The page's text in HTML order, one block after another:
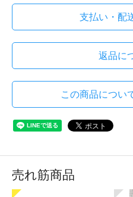
支払い・配
返品に
この商品につい
売れ筋商品